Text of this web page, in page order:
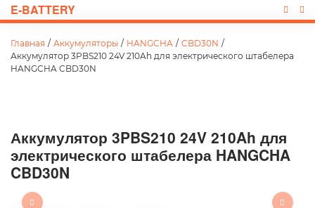
E-BATTERY
Главная / Аккумуляторы / HANGCHA / CBD30N /
Аккумулятор 3PBS210 24V 210Ah для электрического штабелера
HANGCHA CBD30N
Аккумулятор 3PBS210 24V 210Ah для
электрического штабелера HANGCHA
CBD30N